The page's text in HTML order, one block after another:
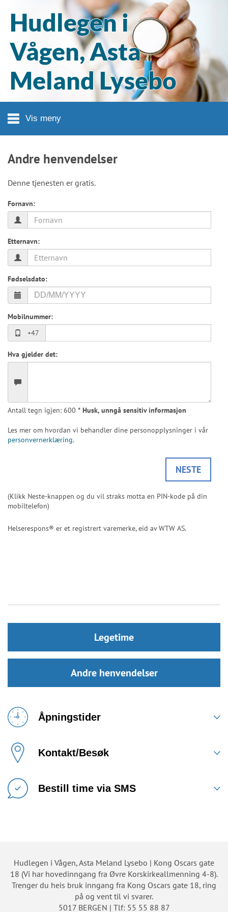
Hopp til hovedinnhold
Hudlegen i
Vågen, Asta
Meland Lysebo
Vis meny
Legetime
Andre henvendelser
Åpningstider
Kontakt/Besøk
Bestill time via SMS
Andre henvendelser
Hudlegen i Vågen, Asta Meland Lysebo | Kong Oscars gate
18 (Vi har hovedinngang fra Øvre Korskirkeallmenning 4-8).
Trenger du heis bruk inngang fra Kong Oscars gate 18, ring
på og vent til vi svarer.
5017 BERGEN | Tlf: 55 55 88 87